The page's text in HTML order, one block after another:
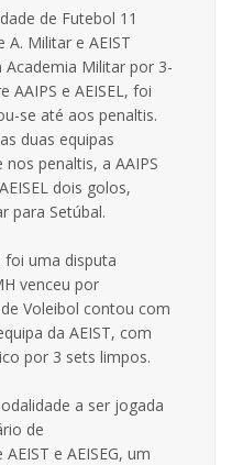
de Futebol 11
Militar e AEIST
Militar por 3-
AAIPS e AEISEL, foi
se até aos penaltis.
duas equipas
penaltis, a AAIPS
dois golos,
para Setúbal.
foi uma disputa
venceu por
Voleibol contou com
da AEIST, com
por 3 sets limpos.
a ser jogada
de
e AEISEG, um